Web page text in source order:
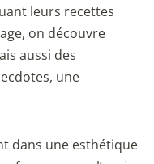
leurs recettes
on découvre
aussi des
une
dans une esthétique